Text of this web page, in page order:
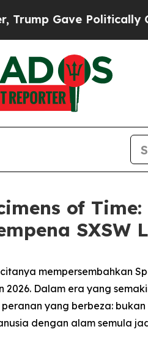
Gave Politically
of
SXSW
mempersembahkan
Dalam era yang
yang berbeza:
dengan alam semula